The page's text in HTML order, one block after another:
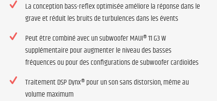
La conception bass-reflex optimisée améliore la réponse dans le
grave et réduit les bruits de turbulences dans les évents
Peut être combiné avec un subwoofer MAUI® 11 G3 W
supplémentaire pour augmenter le niveau des basses
fréquences ou pour des configurations de subwoofer cardioïdes
Traitement DSP Dynx® pour un son sans distorsion, même au
volume maximum